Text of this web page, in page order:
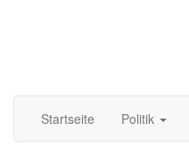
Startseite
Politik